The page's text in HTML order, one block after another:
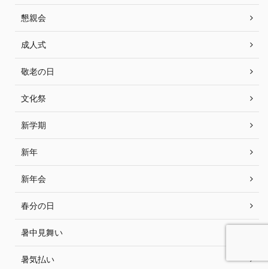
懇親会
成人式
敬老の日
文化祭
新学期
新年
新年会
春分の日
暑中見舞い
暑気払い